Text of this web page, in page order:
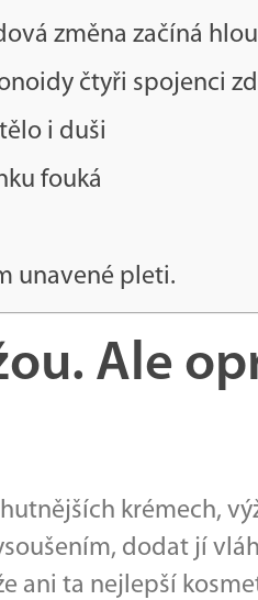
změna začíná
čtyři spojenci
i duši
fouká
unavené pleti.
Ale
krémech,
dodat jí
ani ta nejlepší